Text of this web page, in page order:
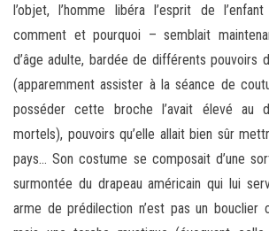
l’objet, l’homme libéra l’esprit de
comment et pourquoi – semblait
d’âge adulte, bardée de différents pouvoirs
(apparemment assister à la séance de
posséder cette broche l’avait élevé au
mortels), pouvoirs qu’elle allait bien sûr
pays… Son costume se composait d’une
surmontée du drapeau américain qui lui
arme de prédilection n’est pas un bouclier